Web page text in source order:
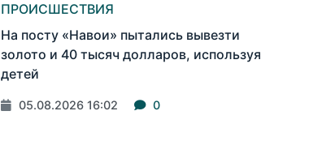
ПРОИСШЕСТВИЯ
На посту «Навои» пытались вывезти
золото и 40 тысяч долларов, используя
детей
05.08.2026 16:02 0